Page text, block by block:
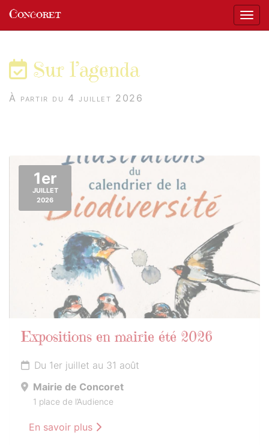
Concoret
Sur l’agenda
À partir du 4 juillet 2026
1er
JUILLET
2026
Expositions en mairie été 2026
Du 1er juillet au 31 août
Mairie de Concoret
1 place de l’Audience
En savoir plus
Panneau de gestion des cookies